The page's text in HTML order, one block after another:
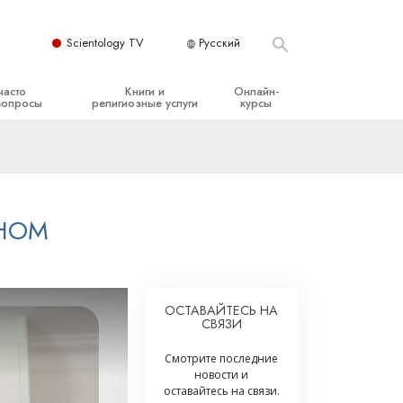
Scientology TV Русский
Книги и
религиозные услуги
Онлайн-
курсы
Помощь при болезнях и травмах
Целостность и честность
Супружество
Шкала эмоциональных тонов
ОСТАВАЙТЕСЬ НА
СВЯЗИ
Смотрите последние
новости и
оставайтесь на связи.